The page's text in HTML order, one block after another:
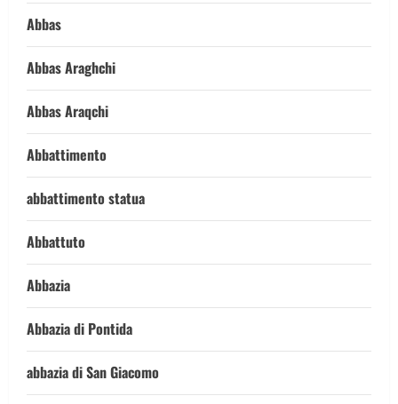
Abbas
Abbas Araghchi
Abbas Araqchi
Abbattimento
abbattimento statua
Abbattuto
Abbazia
Abbazia di Pontida
abbazia di San Giacomo